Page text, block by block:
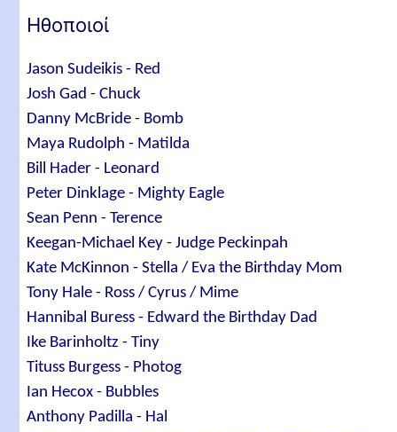
Ηθοποιοί
Jason Sudeikis - Red
Josh Gad - Chuck
Danny McBride - Bomb
Maya Rudolph - Matilda
Bill Hader - Leonard
Peter Dinklage - Mighty Eagle
Sean Penn - Terence
Keegan-Michael Key - Judge Peckinpah
Kate McKinnon - Stella / Eva the Birthday Mom
Tony Hale - Ross / Cyrus / Mime
Hannibal Buress - Edward the Birthday Dad
Ike Barinholtz - Tiny
Tituss Burgess - Photog
Ian Hecox - Bubbles
Anthony Padilla - Hal